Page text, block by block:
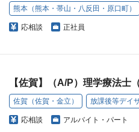
熊本（熊本・帯山・八反田・原口町）
応相談 正社員
【佐賀】（A/P）理学療法士
佐賀（佐賀・金立） 放課後等デイ
応相談 アルバイト・パート